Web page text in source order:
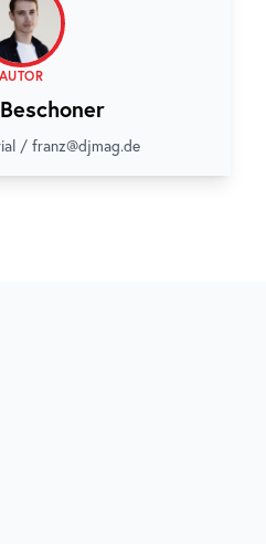
AUTOR
/ franz@djmag.de